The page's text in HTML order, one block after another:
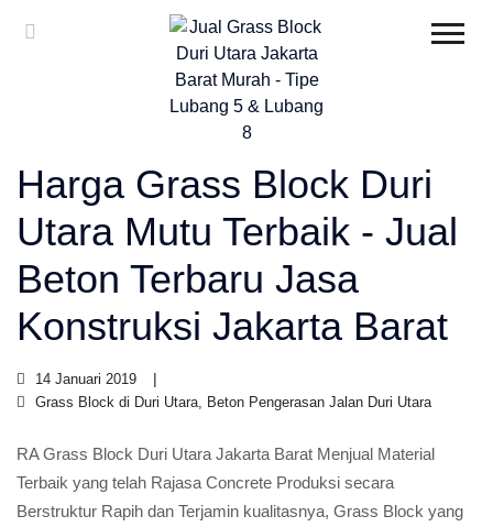
Harga Grass Block Duri
Utara Mutu Terbaik - Jual
Beton Terbaru Jasa
Konstruksi Jakarta Barat
14 Januari 2019
Grass Block di Duri Utara, Beton Pengerasan Jalan Duri Utara
RA Grass Block Duri Utara Jakarta Barat Menjual Material
Terbaik yang telah Rajasa Concrete Produksi secara
Berstruktur Rapih dan Terjamin kualitasnya, Grass Block yang